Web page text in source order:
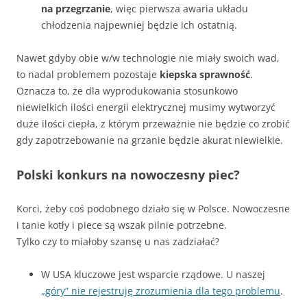
na przegrzanie, więc pierwsza awaria układu
chłodzenia najpewniej będzie ich ostatnią.
Nawet gdyby obie w/w technologie nie miały swoich wad,
to nadal problemem pozostaje kiepska sprawność.
Oznacza to, że dla wyprodukowania stosunkowo
niewielkich ilości energii elektrycznej musimy wytworzyć
duże ilości ciepła, z którym przeważnie nie będzie co zrobić
gdy zapotrzebowanie na grzanie będzie akurat niewielkie.
Polski konkurs na nowoczesny piec?
Korci, żeby coś podobnego działo się w Polsce. Nowoczesne
i tanie kotły i piece są wszak pilnie potrzebne.
Tylko czy to miałoby szansę u nas zadziałać?
W USA kluczowe jest wsparcie rządowe. U naszej
„góry” nie rejestruję zrozumienia dla tego problemu.